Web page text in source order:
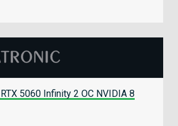
5060 Infinity 2 OC NVIDIA 8